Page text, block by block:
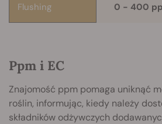
Flushing 0 - 400
Ppm i EC
Znajomość ppm pomaga uniknąć
roślin, informując, kiedy należy
składników odżywczych